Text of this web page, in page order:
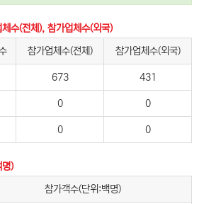
수(전체), 참가업체수(외국)
참가업체수(전체) 참가업체수(외국)
673 431
0 0
0 0
명)
참가객수(단위:백명)